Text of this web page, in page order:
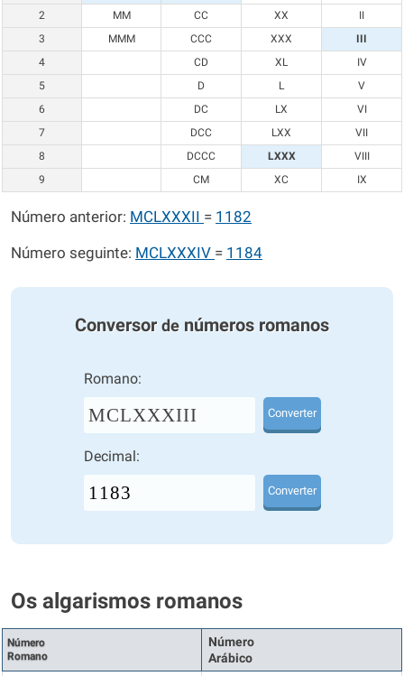
2
MM CC XX
II
3
MMM CCC XXX
III
4
CD XL
IV
5
D L
V
6
DC LX
VI
7
DCC LXX
VII
8
DCCC LXXX
VIII
9
CM XC IX
Número anterior: MCLXXXII = 1182
Número seguinte: MCLXXXIV = 1184
Conversor de números romanos
Romano:
MCLXXXIII Converter
Decimal:
Converter
Os algarismos romanos
Número
Romano
Número
Arábico